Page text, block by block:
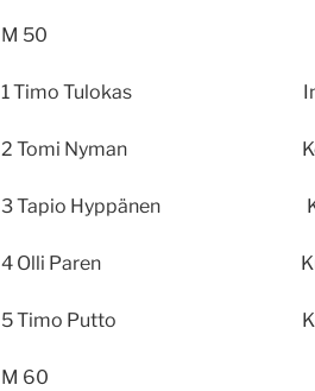
M 50
1 Timo Tulokas
2 Tomi Nyman
3 Tapio Hyppänen
4 Olli Paren
5 Timo Putto
M 60